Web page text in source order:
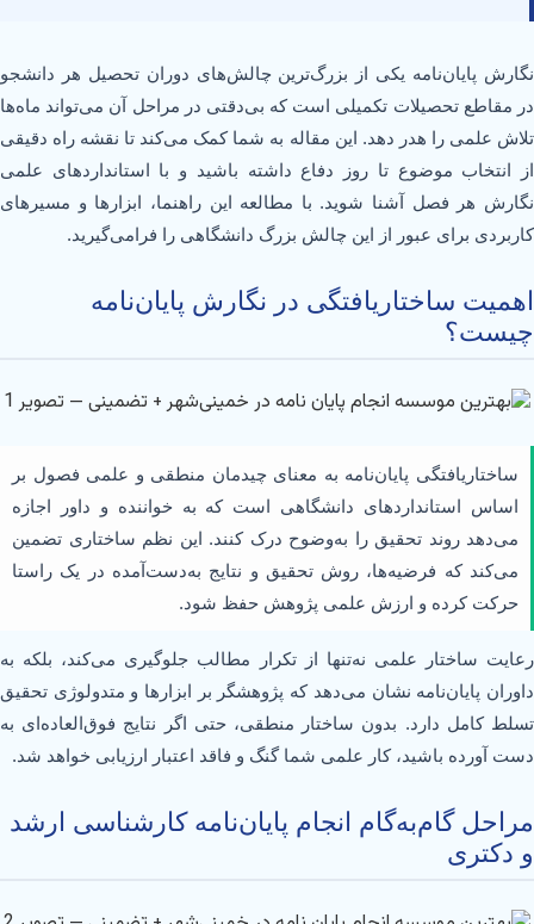
نگارش پایان‌نامه یکی از بزرگ‌ترین چالش‌های دوران تحصیل هر دانشجو
در مقاطع تحصیلات تکمیلی است که بی‌دقتی در مراحل آن می‌تواند ماه‌ها
تلاش علمی را هدر دهد. این مقاله به شما کمک می‌کند تا نقشه راه دقیقی
از انتخاب موضوع تا روز دفاع داشته باشید و با استانداردهای علمی
نگارش هر فصل آشنا شوید. با مطالعه این راهنما، ابزارها و مسیرهای
کاربردی برای عبور از این چالش بزرگ دانشگاهی را فرامی‌گیرید.
اهمیت ساختاریافتگی در نگارش پایان‌نامه
چیست؟
ساختاریافتگی پایان‌نامه به معنای چیدمان منطقی و علمی فصول بر
اساس استانداردهای دانشگاهی است که به خواننده و داور اجازه
می‌دهد روند تحقیق را به‌وضوح درک کنند. این نظم ساختاری تضمین
می‌کند که فرضیه‌ها، روش تحقیق و نتایج به‌دست‌آمده در یک راستا
حرکت کرده و ارزش علمی پژوهش حفظ شود.
رعایت ساختار علمی نه‌تنها از تکرار مطالب جلوگیری می‌کند، بلکه به
داوران پایان‌نامه نشان می‌دهد که پژوهشگر بر ابزارها و متدولوژی تحقیق
تسلط کامل دارد. بدون ساختار منطقی، حتی اگر نتایج فوق‌العاده‌ای به
دست آورده باشید، کار علمی شما گنگ و فاقد اعتبار ارزیابی خواهد شد.
مراحل گام‌به‌گام انجام پایان‌نامه کارشناسی ارشد
و دکتری